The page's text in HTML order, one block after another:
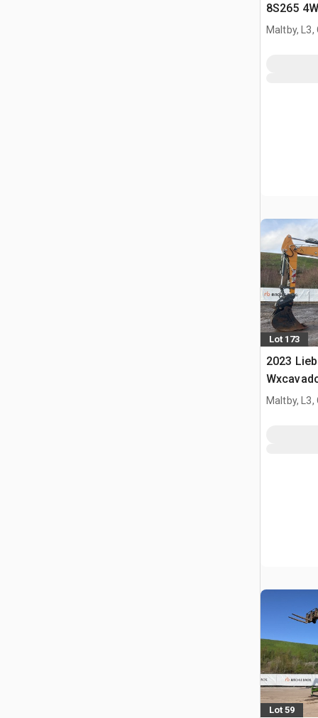
8S265
Maltby, L3,
Lot 173
2023
Maltby, L3,
Lot 59